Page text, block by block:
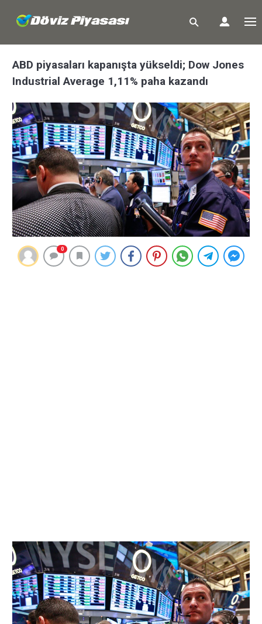
ABD piyasaları kapanışta yükseldi; Dow Jones
Industrial Average 1,11% paha kazandı
0